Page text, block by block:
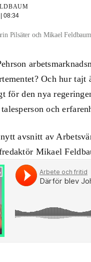
08:34
Pilsäter och Mikael
Och hur
för den nya
och
avsnitt av
Mikael